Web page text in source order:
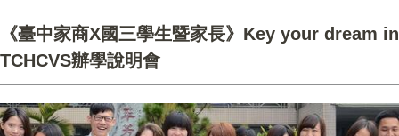
《臺中家商X國三學生暨家長》Key your dream in
TCHCVS辦學說明會